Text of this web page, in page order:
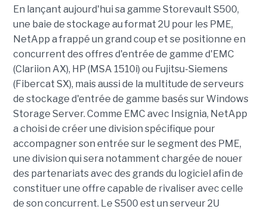
En lançant aujourd'hui sa gamme Storevault S500,
une baie de stockage au format 2U pour les PME,
NetApp a frappé un grand coup et se positionne en
concurrent des offres d'entrée de gamme d'EMC
(Clariion AX), HP (MSA 1510i) ou Fujitsu-Siemens
(Fibercat SX), mais aussi de la multitude de serveurs
de stockage d'entrée de gamme basés sur Windows
Storage Server. Comme EMC avec Insignia, NetApp
a choisi de créer une division spécifique pour
accompagner son entrée sur le segment des PME,
une division qui sera notamment chargée de nouer
des partenariats avec des grands du logiciel afin de
constituer une offre capable de rivaliser avec celle
de son concurrent. Le S500 est un serveur 2U